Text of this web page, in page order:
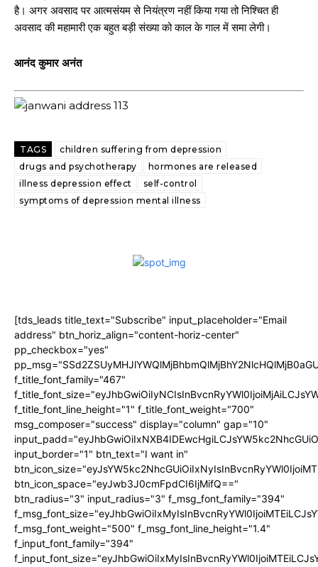
है। अगर अवसाद पर आत्मसंयम से नियंत्रण नहीं किया गया तो निश्चित ही
अवसाद की महामारी एक बहुत बड़ी संख्या को काल के गाल में समा लेगी।
आनंद कुमार अनंत
TAGS
children suffering from depression
drugs and psychotherapy
hormones are released
illness depression effect
self-control
symptoms of depression mental illness
[tds_leads title_text="Subscribe" input_placeholder="Email
address" btn_horiz_align="content-horiz-center"
pp_checkbox="yes"
f_title_font_family="467"
f_title_font_line_height="1" f_title_font_weight="700"
msg_composer="success" display="column" gap="10"
input_border="1" btn_text="I want in"
btn_icon_space="eyJwb3J0cmFpdCI6IjMifQ=="
btn_radius="3" input_radius="3" f_msg_font_family="394"
f_msg_font_weight="500" f_msg_font_line_height="1.4"
f_input_font_family="394"